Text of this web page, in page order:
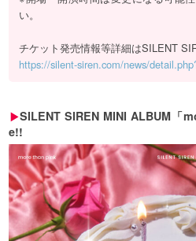
い。
チケット発売情報等詳細はSILENT
https://silent-siren.com/news/
SILENT SIREN MINI ALBUM「
e!!